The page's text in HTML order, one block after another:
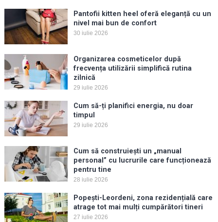
Pantofii kitten heel oferă eleganță cu un
nivel mai bun de confort
30 iulie 2026
Organizarea cosmeticelor după
frecvența utilizării simplifică rutina
zilnică
29 iulie 2026
Cum să-ți planifici energia, nu doar
timpul
29 iulie 2026
Cum să construiești un „manual
personal” cu lucrurile care funcționează
pentru tine
28 iulie 2026
Popești-Leordeni, zona rezidențială care
atrage tot mai mulți cumpărători tineri
27 iulie 2026